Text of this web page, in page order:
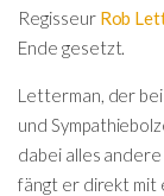
Regisseur Rob
Ende gesetzt.
Letterman, der bei
und
dabei alles
fängt er direkt mit